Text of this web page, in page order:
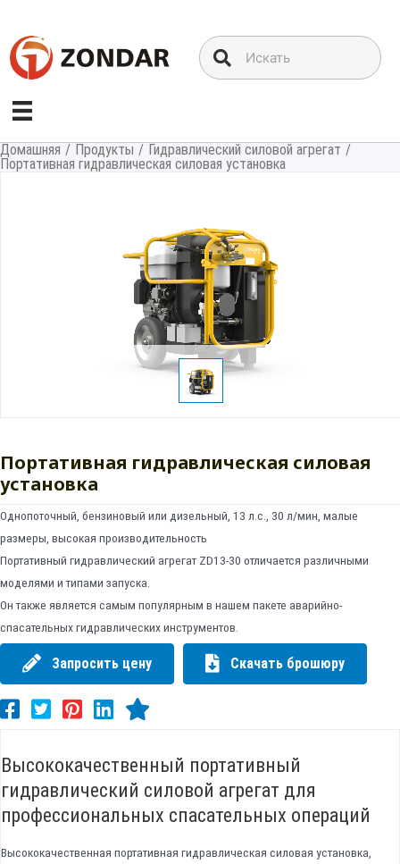
содержимому
Домашняя / Продукты / Гидравлический силовой агрегат /
Портативная гидравлическая силовая установка
Портативная гидравлическая силовая
установка
Однопоточный, бензиновый или дизельный, 13 л.с., 30 л/мин, малые
размеры, высокая производительность
Портативный гидравлический агрегат ZD13-30 отличается различными
моделями и типами запуска.
Он также является самым популярным в нашем пакете аварийно-
спасательных гидравлических инструментов.
Запросить цену Скачать брошюру
Высококачественный портативный
гидравлический силовой агрегат для
профессиональных спасательных операций
Высококачественная портативная гидравлическая силовая установка,